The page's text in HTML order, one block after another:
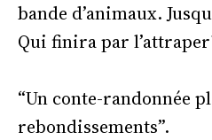
bande d’animaux.
Qui finira par
“Un conte-randonnée
rebondissements”.